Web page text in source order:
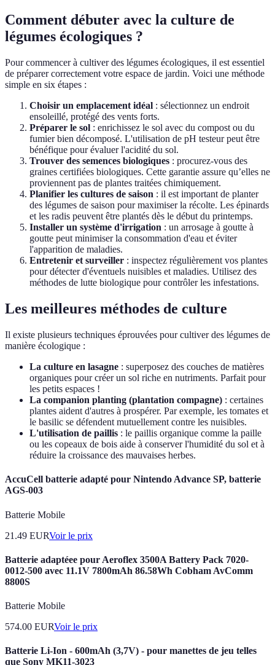
Comment débuter avec la culture de
légumes écologiques ?
Pour commencer à cultiver des légumes écologiques, il est essentiel
de préparer correctement votre espace de jardin. Voici une méthode
simple en six étapes :
Choisir un emplacement idéal : sélectionnez un endroit
ensoleillé, protégé des vents forts.
Préparer le sol : enrichissez le sol avec du compost ou du
fumier bien décomposé. L'utilisation de pH testeur peut être
bénéfique pour évaluer l'acidité du sol.
Trouver des semences biologiques : procurez-vous des
graines certifiées biologiques. Cette garantie assure qu’elles ne
proviennent pas de plantes traitées chimiquement.
Planifier les cultures de saison : il est important de planter
des légumes de saison pour maximiser la récolte. Les épinards
et les radis peuvent être plantés dès le début du printemps.
Installer un système d'irrigation : un arrosage à goutte à
goutte peut minimiser la consommation d'eau et éviter
l'apparition de maladies.
Entretenir et surveiller : inspectez régulièrement vos plantes
pour détecter d'éventuels nuisibles et maladies. Utilisez des
méthodes de lutte biologique pour contrôler les infestations.
Les meilleures méthodes de culture
Il existe plusieurs techniques éprouvées pour cultiver des légumes de
manière écologique :
La culture en lasagne : superposez des couches de matières
organiques pour créer un sol riche en nutriments. Parfait pour
les petits espaces !
La companion planting (plantation compagne) : certaines
plantes aident d'autres à prospérer. Par exemple, les tomates et
le basilic se défendent mutuellement contre les nuisibles.
L'utilisation de paillis : le paillis organique comme la paille
ou les copeaux de bois aide à conserver l'humidité du sol et à
réduire la croissance des mauvaises herbes.
AccuCell batterie adapté pour Nintendo Advance SP, batterie
AGS-003
Batterie Mobile
21.49 EURVoir le prix
Batterie adaptéee pour Aeroflex 3500A Battery Pack 7020-
0012-500 avec 11.1V 7800mAh 86.58Wh Cobham AvComm
8800S
Batterie Mobile
574.00 EURVoir le prix
Batterie Li-Ion - 600mAh (3,7V) - pour manettes de jeu telles
que Sony MK11-3023